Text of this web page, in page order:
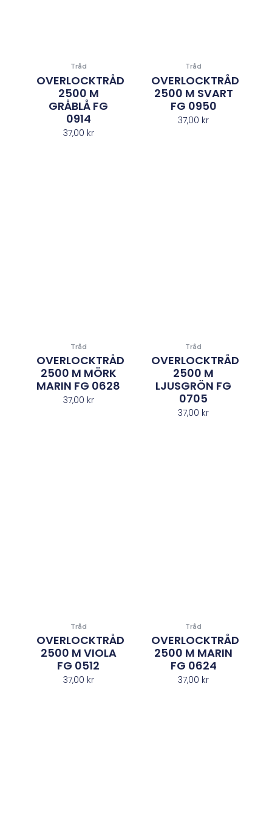
Tråd
OVERLOCKTRÅD
2500 M
GRÅBLÅ FG
0914
37,00 kr
Tråd
OVERLOCKTRÅD
2500 M SVART
FG 0950
37,00 kr
Tråd
OVERLOCKTRÅD
2500 M MÖRK
MARIN FG 0628
37,00 kr
Tråd
OVERLOCKTRÅD
2500 M
LJUSGRÖN FG
0705
37,00 kr
Tråd
OVERLOCKTRÅD
2500 M VIOLA
FG 0512
37,00 kr
Tråd
OVERLOCKTRÅD
2500 M MARIN
FG 0624
37,00 kr